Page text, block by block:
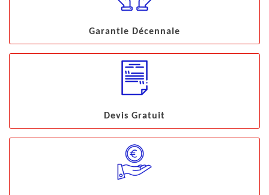
Garantie Décennale
Devis Gratuit